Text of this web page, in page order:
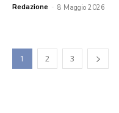
Redazione - 8 Maggio 2026
1 2 3